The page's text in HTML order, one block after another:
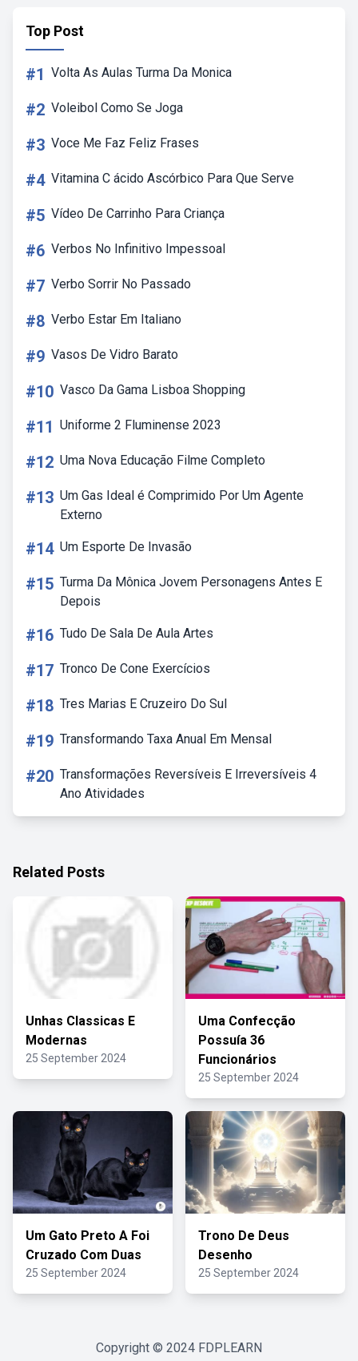
Top Post
#1 Volta As Aulas Turma Da Monica
#2 Voleibol Como Se Joga
#3 Voce Me Faz Feliz Frases
#4 Vitamina C ácido Ascórbico Para Que Serve
#5 Vídeo De Carrinho Para Criança
#6 Verbos No Infinitivo Impessoal
#7 Verbo Sorrir No Passado
#8 Verbo Estar Em Italiano
#9 Vasos De Vidro Barato
#10 Vasco Da Gama Lisboa Shopping
#11 Uniforme 2 Fluminense 2023
#12 Uma Nova Educação Filme Completo
#13 Um Gas Ideal é Comprimido Por Um Agente
Externo
#14 Um Esporte De Invasão
#15 Turma Da Mônica Jovem Personagens Antes E
Depois
#16 Tudo De Sala De Aula Artes
#17 Tronco De Cone Exercícios
#18 Tres Marias E Cruzeiro Do Sul
#19 Transformando Taxa Anual Em Mensal
#20 Transformações Reversíveis E Irreversíveis 4
Ano Atividades
Related Posts
Unhas Classicas E
Modernas
25 September 2024
Uma Confecção
Possuía 36
Funcionários
25 September 2024
Um Gato Preto A Foi
Cruzado Com Duas
25 September 2024
Trono De Deus
Desenho
25 September 2024
Copyright © 2024 FDPLEARN